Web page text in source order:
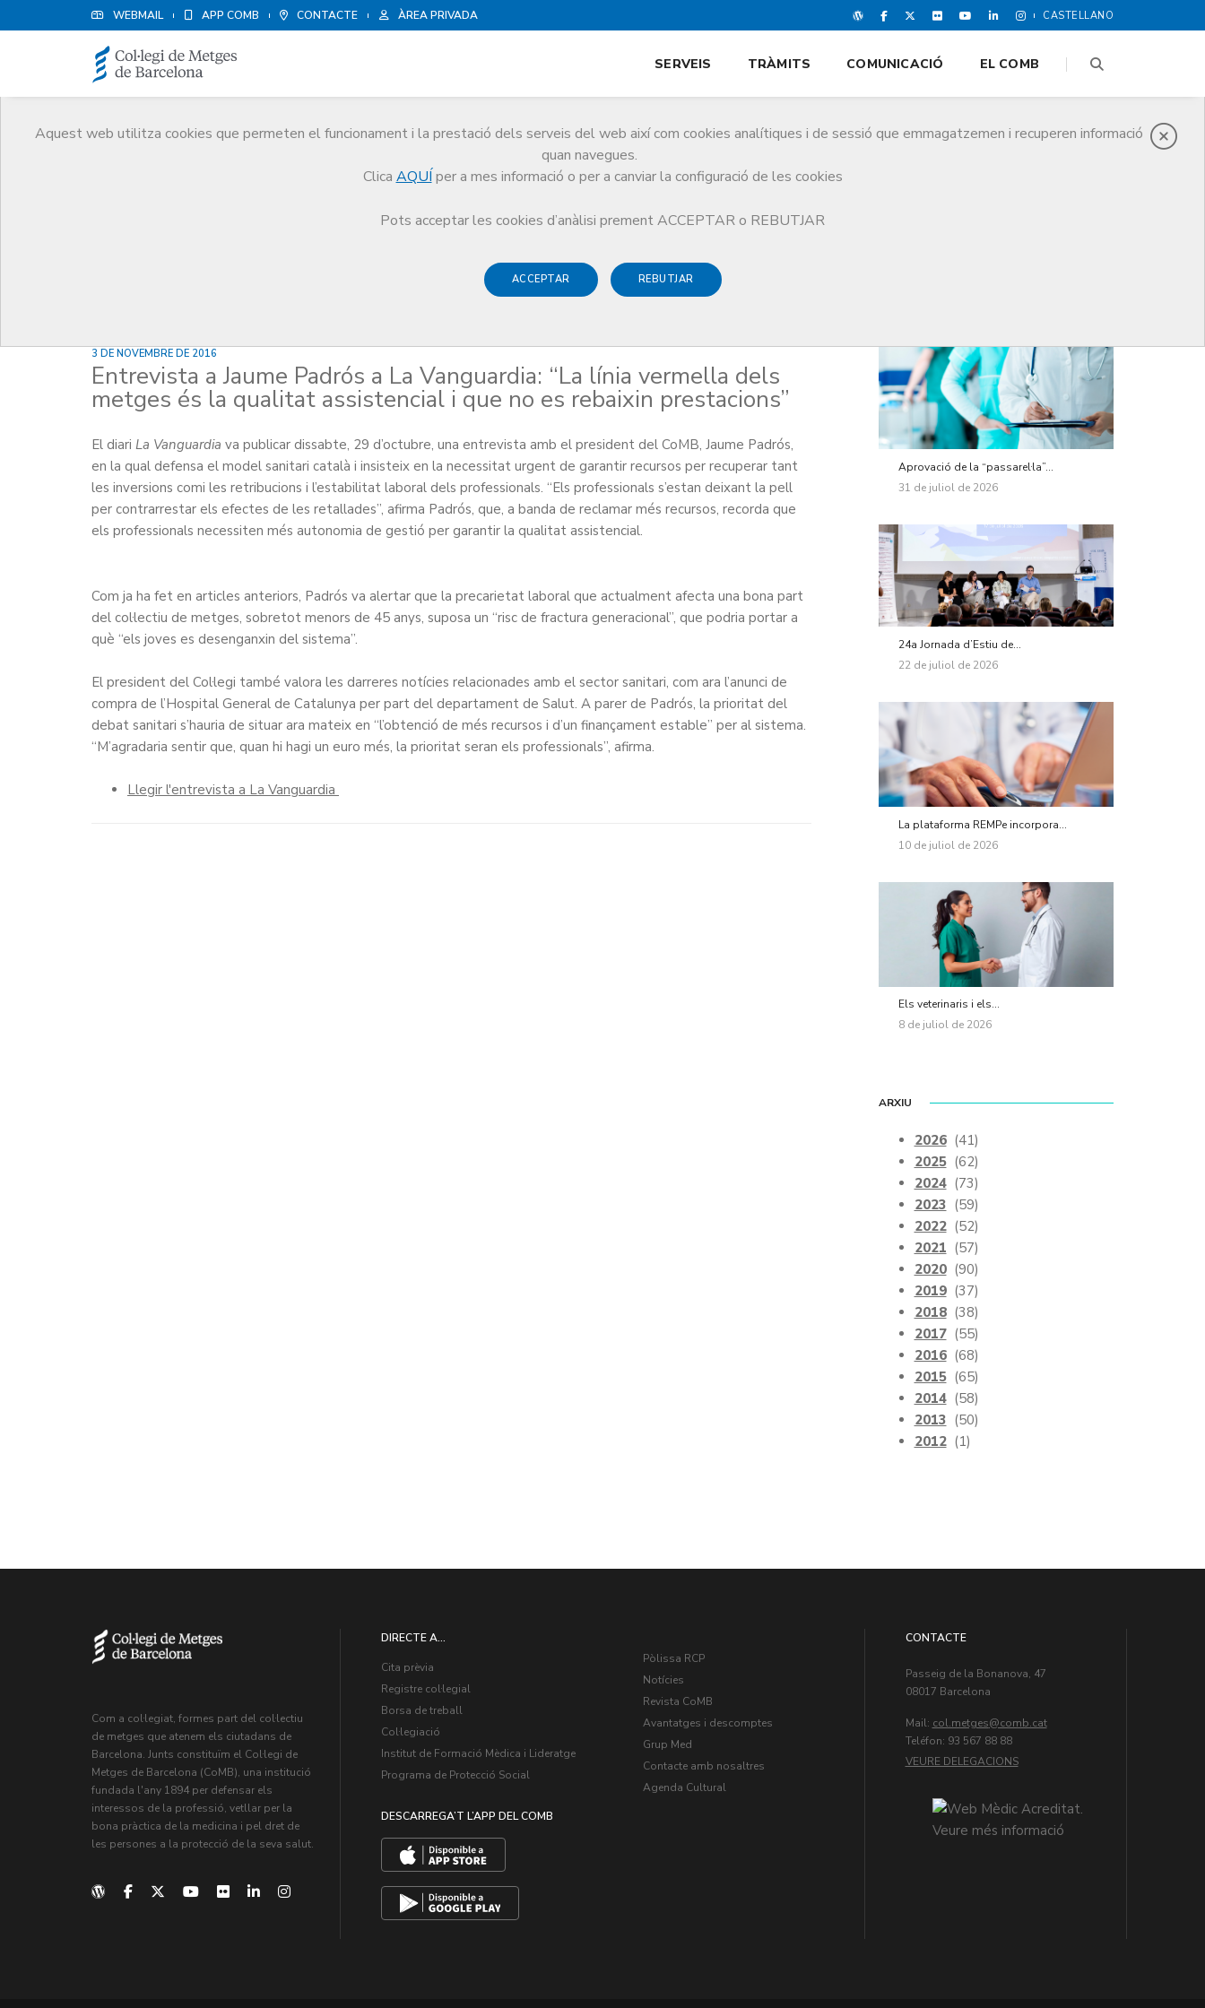
WEBMAIL APP COMB CONTACTE ÀREA PRIVADA CASTELLANO
Aquest web utilitza cookies que permeten el funcionament i la prestació dels serveis del web així com cookies analítiques i de sessió que emmagatzemen i recuperen informació
quan navegues.
Clica AQUÍ per a mes informació o per a canviar la configuració de les cookies
Pots acceptar les cookies d’anàlisi prement ACCEPTAR o REBUTJAR
ACCEPTAR REBUTJAR
SERVEIS TRÀMITS COMUNICACIÓ EL COMB
Entrevista a Jaume Padrós a La Vanguardia: “La línia vermella dels metges és la qualitat assistencial i que no es rebaixin prestacions”
3 DE NOVEMBRE DE 2016
Entrevista a Jaume Padrós a La Vanguardia: “La línia vermella dels
metges és la qualitat assistencial i que no es rebaixin prestacions”
El diari La Vanguardia va publicar dissabte, 29 d’octubre, una entrevista amb el president del CoMB, Jaume Padrós,
en la qual defensa el model sanitari català i insisteix en la necessitat urgent de garantir recursos per recuperar tant
les inversions comi les retribucions i l’estabilitat laboral dels professionals. “Els professionals s’estan deixant la pell
per contrarrestar els efectes de les retallades”, afirma Padrós, que, a banda de reclamar més recursos, recorda que
els professionals necessiten més autonomia de gestió per garantir la qualitat assistencial.
Com ja ha fet en articles anteriors, Padrós va alertar que la precarietat laboral que actualment afecta una bona part
del col·lectiu de metges, sobretot menors de 45 anys, suposa un “risc de fractura generacional”, que podria portar a
què “els joves es desenganxin del sistema”.
El president del Col·legi també valora les darreres notícies relacionades amb el sector sanitari, com ara l’anunci de
compra de l’Hospital General de Catalunya per part del departament de Salut. A parer de Padrós, la prioritat del
debat sanitari s’hauria de situar ara mateix en “l’obtenció de més recursos i d’un finançament estable” per al sistema.
“M’agradaria sentir que, quan hi hagi un euro més, la prioritat seran els professionals”, afirma.
Llegir l'entrevista a La Vanguardia
Aprovació de la “passarel·la”...
31 de juliol de 2026
24a Jornada d’Estiu de...
22 de juliol de 2026
La plataforma REMPe incorpora...
10 de juliol de 2026
Els veterinaris i els...
8 de juliol de 2026
ARXIU
2026 (41)
2025 (62)
2024 (73)
2023 (59)
2022 (52)
2021 (57)
2020 (90)
2019 (37)
2018 (38)
2017 (55)
2016 (68)
2015 (65)
2014 (58)
2013 (50)
2012 (1)
Com a col·legiat, formes part del col·lectiu
de metges que atenem els ciutadans de
Barcelona. Junts constituïm el Col·legi de
Metges de Barcelona (CoMB), una institució
fundada l'any 1894 per defensar els
interessos de la professió, vetllar per la
bona pràctica de la medicina i pel dret de
les persones a la protecció de la seva salut.
DIRECTE A...
Cita prèvia
Registre col·legial
Borsa de treball
Col·legiació
Institut de Formació Mèdica i Lideratge
Programa de Protecció Social
DESCARREGA’T L’APP DEL COMB
Pòlissa RCP
Notícies
Revista CoMB
Avantatges i descomptes
Grup Med
Contacte amb nosaltres
Agenda Cultural
CONTACTE
Passeig de la Bonanova, 47
08017 Barcelona
Mail: col.metges
Teléfon: 93 567 88 88
VEURE DELEGACIONS